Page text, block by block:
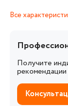
Все
Получите